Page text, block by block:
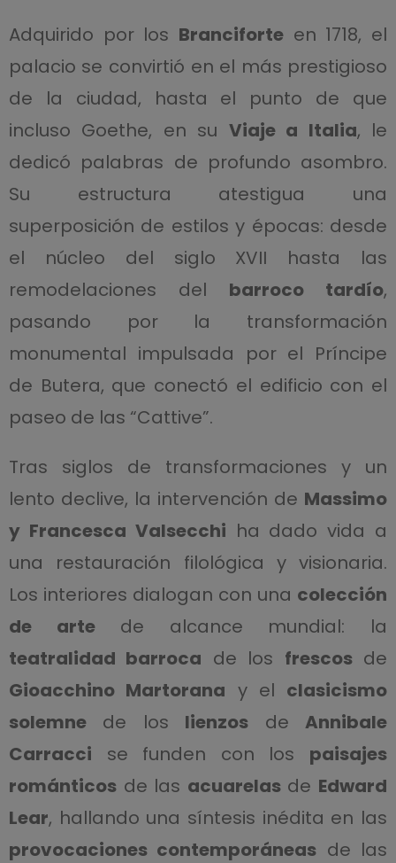
Adquirido por los Branciforte en 1718, el
palacio se convirtió en el más prestigioso
de la ciudad, hasta el punto de que
incluso Goethe, en su Viaje a Italia, le
dedicó palabras de profundo asombro.
Su estructura atestigua una
superposición de estilos y épocas: desde
el núcleo del siglo XVII hasta las
remodelaciones del barroco tardío,
pasando por la transformación
monumental impulsada por el Príncipe
de Butera, que conectó el edificio con el
paseo de las “Cattive”.
Tras siglos de transformaciones y un
lento declive, la intervención de Massimo
y Francesca Valsecchi ha dado vida a
una restauración filológica y visionaria.
Los interiores dialogan con una colección
de artede alcance mundial: la
teatralidad barroca de los frescosde
Gioacchino Martorana y el clasicismo
solemnede los lienzos deAnnibale
Carracci se funden con los paisajes
románticosde las acuarelasde Edward
Lear, hallando una síntesis inédita en las
provocaciones contemporáneas de las